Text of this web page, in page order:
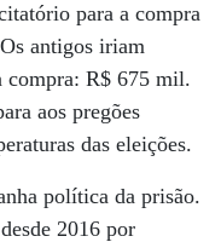
para a compra
antigos iriam
compra: R$ 675 mil.
aos pregões
das eleições.
política da prisão.
2016 por